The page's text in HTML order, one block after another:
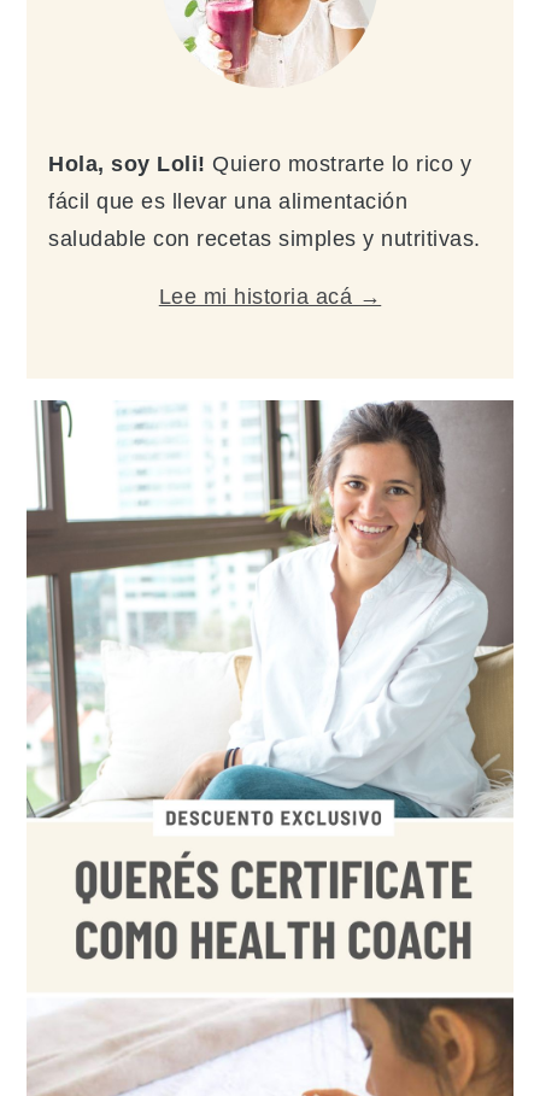
Hola, soy Loli! Quiero mostrarte lo rico y
fácil que es llevar una alimentación
saludable con recetas simples y nutritivas.
Lee mi historia acá →